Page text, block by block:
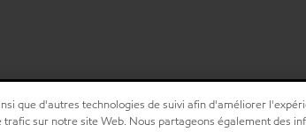
que d'autres technologies de suivi afin d'améliorer
sur notre site Web. Nous partageons également des